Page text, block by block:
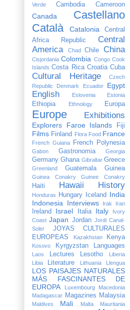
Verde
Cambodia Cameroon
Canada
Castellano
Català
Catalonia
Central
Africa Republic
Central
America
Chad Chile China
Cisjordania Colombia Congo Cook
Islands Costa Rica Croatia Cuba
Cultural Heritage
Czech
Republic
Denmark Ecuador Egypt
English Eslovenia Estonia
Ethiopia Ethnology Europa
Europe Exhibitions
Explorers Faroe Islands Fiji
Films Finland Flora Food France
French Guiana French Polynesia
Gabon Gastronomia Georgia
Germany Ghana Gibraltar Greece
Greenland Guatemala Guinea
Guinea Conakry Guinee Conakry
Haiti Hawaii History
Honduras Hungary Iceland India
Indonesia
Interviews Irak Iran
Ireland Israel Italia Italy
Ivory
Coast Japan Jordan Jordi Canal-
Soler
JOYAS CULTURALES
EUROPEAS
Kazakhstan Kenya
Kosovo Kyrgyzstan Languages
Laos Lectures Lesotho
Liberia
Libia
Literature Lithuania Llengua
LOS PAISAJES NATURALES
MÁS FASCINANTES DE
EUROPA
Luxembourg
Macedonia
Madagascar Magazines Malaysia
Maldives Mali Malta Mauritania